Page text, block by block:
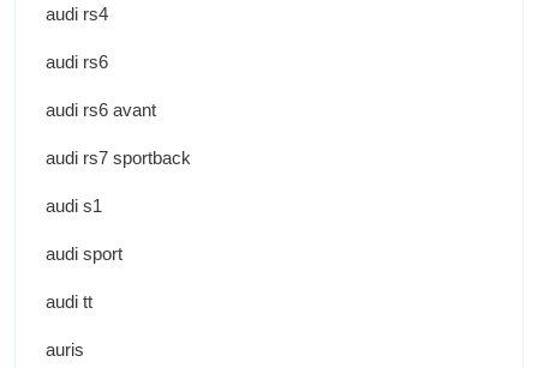
audi rs4
audi rs6
audi rs6 avant
audi rs7 sportback
audi s1
audi sport
audi tt
auris